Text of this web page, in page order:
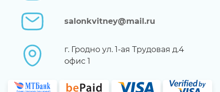
salonkvitney@mail.ru
г. Гродно ул. 1-ая Трудовая д.4
офис 1